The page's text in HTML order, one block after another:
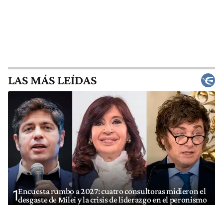
LAS MÁS LEÍDAS
1Encuesta rumbo a 2027: cuatro consultoras midieron el
desgaste de Milei y la crisis de liderazgo en el peronismo